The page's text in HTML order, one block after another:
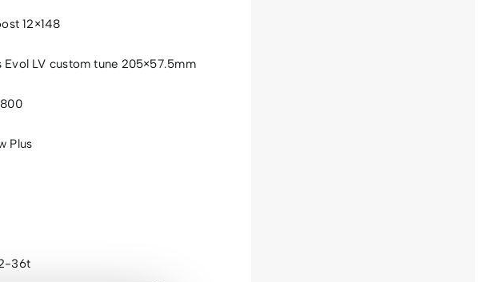
12×148
LV custom tune 205×57.5mm
Plus
36t